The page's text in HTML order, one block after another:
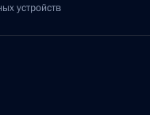
устройств